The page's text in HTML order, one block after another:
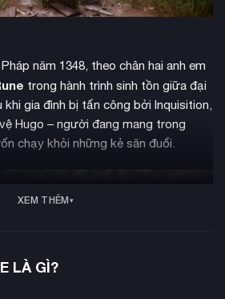
năm 1348, theo chân hai anh em
trong hành trình sinh tồn giữa đại
khi gia đình bị tấn công bởi Inquisition,
Hugo – người đang mang trong
chạy khỏi những kẻ săn đuổi.
XEM THÊM
LÀ GÌ?